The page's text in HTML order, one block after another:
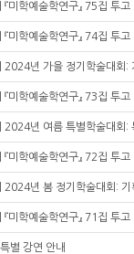
미학예술학연구』 75집 투고
미학예술학연구』 74집 투고
미학예술학연구』 73집 투고
미학예술학연구』 72집 투고
미학예술학연구』 71집 투고
별 강연 안내